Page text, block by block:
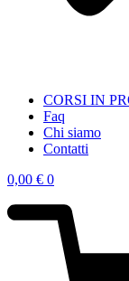
CORSI IN
Faq
Chi siamo
Contatti
0,00 € 0